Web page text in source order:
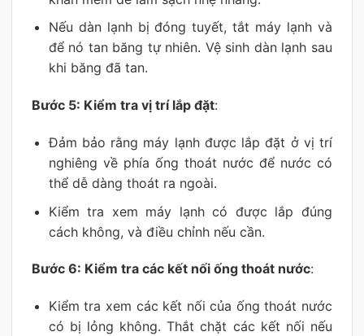
Nếu dàn lạnh bị đóng tuyết, tắt máy lạnh và
để nó tan băng tự nhiên. Vệ sinh dàn lạnh sau
khi băng đã tan.
Bước 5: Kiểm tra vị trí lắp đặt:
Đảm bảo rằng máy lạnh được lắp đặt ở vị trí
nghiêng về phía ống thoát nước để nước có
thể dễ dàng thoát ra ngoài.
Kiểm tra xem máy lạnh có được lắp đúng
cách không, và điều chỉnh nếu cần.
Bước 6: Kiểm tra các kết nối ống thoát nước:
Kiểm tra xem các kết nối của ống thoát nước
có bị lỏng không. Thắt chặt các kết nối nếu